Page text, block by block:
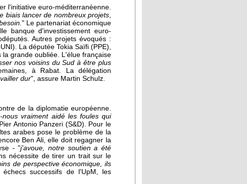
l'initiative euro-méditerranéenne.
biais lancer de nombreux projets,
" Le partenariat économique
banque d'investissement euro-
Autres projets évoqués :
La députée Tokia Saïfi (PPE),
grande oubliée. L'élue française
nos voisins du Sud à être plus
à Rabat. La délégation
dur", assure Martin Schulz.
de la diplomatie européenne.
nous vraiment aidé les foules qui
Antonio Panzeri (S&D). Pour le
arabes pose le problème de la
Ben Ali, elle doit regagner la
- "j'avoue, notre soutien a été
nécessite de tirer un trait sur le
de perspective économique, ils
successifs de l'UpM, les